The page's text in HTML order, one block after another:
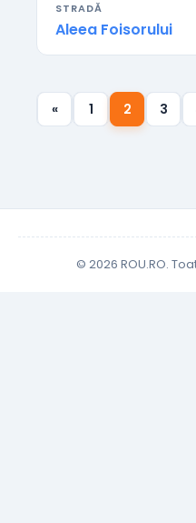
STRADĂ
Aleea Foisorului
« 1 2 3
© 2026 ROU.RO.